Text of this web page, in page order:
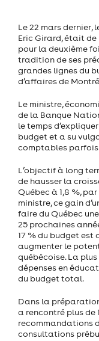
Le 22 mars dernier,
Eric Girard, était
pour la deuxième
tradition de ses
grandes lignes du
d’affaires de
Le ministre,
de la Banque
le temps
budget et a su
comptables parfois
L’objectif à long
de hausser la
Québec à 1,8 %,
ministre, ce gain
faire du Québec
25 prochaines
17 % du budget est
augmenter le
québécoise. La
dépenses en
du budget total.
Dans la
a rencontré plus de
recommandations
consultations